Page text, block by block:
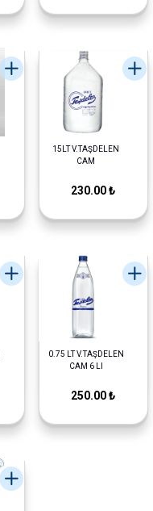
15LT V.TAŞDELEN
CAM
230.00 ₺
0.75 LT V.TAŞDELEN
CAM 6 LI
250.00 ₺